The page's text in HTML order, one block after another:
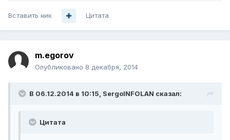
Вставить ник Цитата
m.egorov
Опубликовано 8 декабря, 2014
В 06.12.2014 в 10:15, SergoINFOLAN сказал:
Цитата